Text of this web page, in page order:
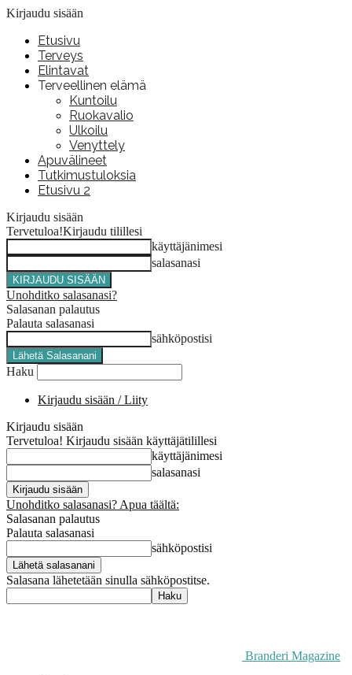
Kirjaudu sisään
Etusivu
Terveys
Elintavat
Terveellinen elämä
Kuntoilu
Ruokavalio
Ulkoilu
Venyttely
Apuvälineet
Tutkimustuloksia
Etusivu 2
Kirjaudu sisään
Tervetuloa!Kirjaudu tilillesi
käyttäjänimesi
salasanasi
Unohditko salasanasi?
Salasanan palautus
Palauta salasanasi
sähköpostisi
Haku
Kirjaudu sisään / Liity
Kirjaudu sisään
Tervetuloa! Kirjaudu sisään käyttäjätilillesi
käyttäjänimesi
salasanasi
Unohditko salasanasi? Apua täältä:
Salasanan palautus
Palauta salasanasi
sähköpostisi
Salasana lähetetään sinulla sähköpostitse.
Branderi Magazine